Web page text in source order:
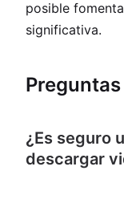
posible
significativa.
¿Es seguro
descargar